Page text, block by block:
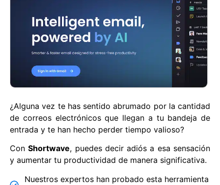
¿Alguna vez te has sentido abrumado por la cantidad
de correos electrónicos que llegan a tu bandeja de
entrada y te han hecho perder tiempo valioso?
ConShortwave, puedes decir adiós a esa sensación
y aumentar tu productividad de manera significativa.
Nuestros expertos han probado esta herramienta